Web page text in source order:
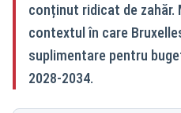
conținut ridicat de
contextul în care
suplimentare pentru
2028-2034.